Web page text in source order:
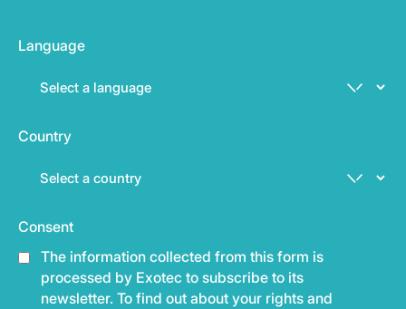
Language
Country
Consent
The information collected from this form is
processed by Exotec to subscribe to its
newsletter. To find out about your rights and